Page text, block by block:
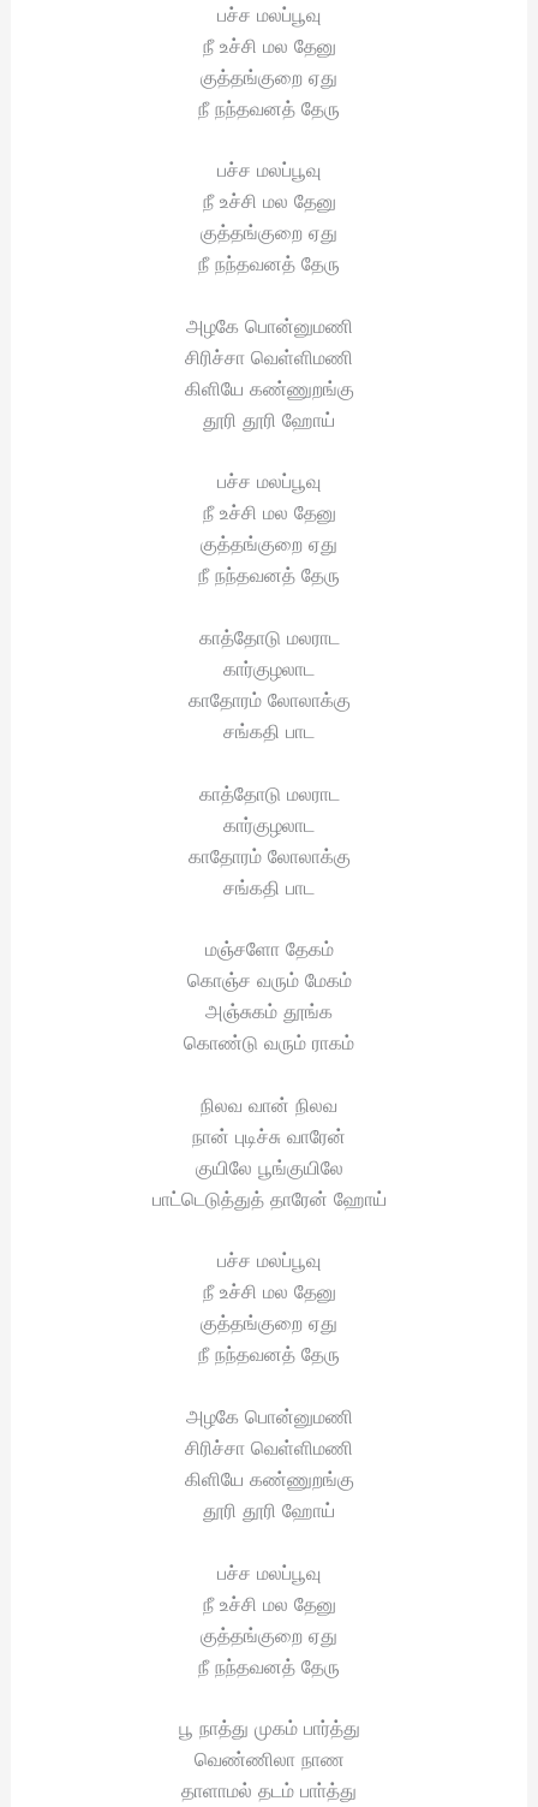
பச்ச மலப்பூவு
நீ உச்சி மல தேனு
குத்தங்குறை ஏது
நீ நந்தவனத் தேரு
பச்ச மலப்பூவு
நீ உச்சி மல தேனு
குத்தங்குறை ஏது
நீ நந்தவனத் தேரு
அழகே பொன்னுமணி
சிரிச்சா வெள்ளிமணி
கிளியே கண்ணுறங்கு
தூரி தூரி ஹோய்
பச்ச மலப்பூவு
நீ உச்சி மல தேனு
குத்தங்குறை ஏது
நீ நந்தவனத் தேரு
காத்தோடு மலராட
கார்குழலாட
காதோரம் லோலாக்கு
சங்கதி பாட
காத்தோடு மலராட
கார்குழலாட
காதோரம் லோலாக்கு
சங்கதி பாட
மஞ்சளோ தேகம்
கொஞ்ச வரும் மேகம்
அஞ்சுகம் தூங்க
கொண்டு வரும் ராகம்
நிலவ வான் நிலவ
நான் புடிச்சு வாரேன்
குயிலே பூங்குயிலே
பாட்டெடுத்துத் தாரேன் ஹோய்
பச்ச மலப்பூவு
நீ உச்சி மல தேனு
குத்தங்குறை ஏது
நீ நந்தவனத் தேரு
அழகே பொன்னுமணி
சிரிச்சா வெள்ளிமணி
கிளியே கண்ணுறங்கு
தூரி தூரி ஹோய்
பச்ச மலப்பூவு
நீ உச்சி மல தேனு
குத்தங்குறை ஏது
நீ நந்தவனத் தேரு
பூ நாத்து முகம் பார்த்து
வெண்ணிலா நாண
தாளாமல் தடம் பாா்த்து